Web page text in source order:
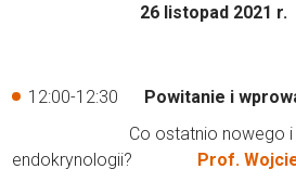
26 listopad 2021
12:00-12:30 Powitanie i
Co ostatnio nowego i
endokrynologii?
Prof.